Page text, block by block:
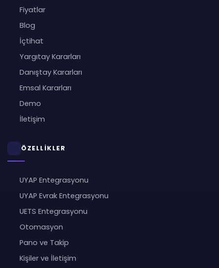
Fiyatlar
Blog
İçtihat
Yargıtay Kararları
Danıştay Kararları
Emsal Kararları
Demo
İletişim
ÖZELLİKLER
UYAP Entegrasyonu
UYAP Evrak Entegrasyonu
UETS Entegrasyonu
Otomasyon
Pano ve Takip
Kişiler ve İletişim